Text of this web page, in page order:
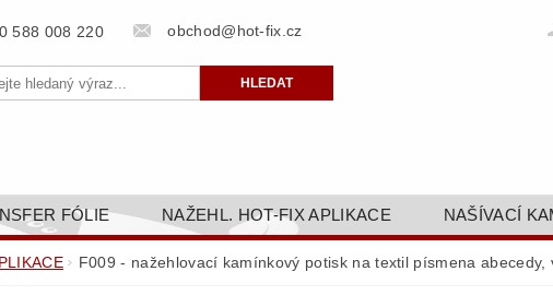
588 008 220 obchod@hot-fix.cz
FÓLIE NAŽEHL. HOT-FIX APLIKACE NAŠÍVACÍ
PŘÍSLUŠENSTVÍ DOPRODEJ A SLEVY
F009 - nažehlovací kamínkový potisk na textil písmena abecedy,